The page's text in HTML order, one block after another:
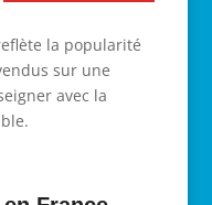
la popularité
sur une
avec la